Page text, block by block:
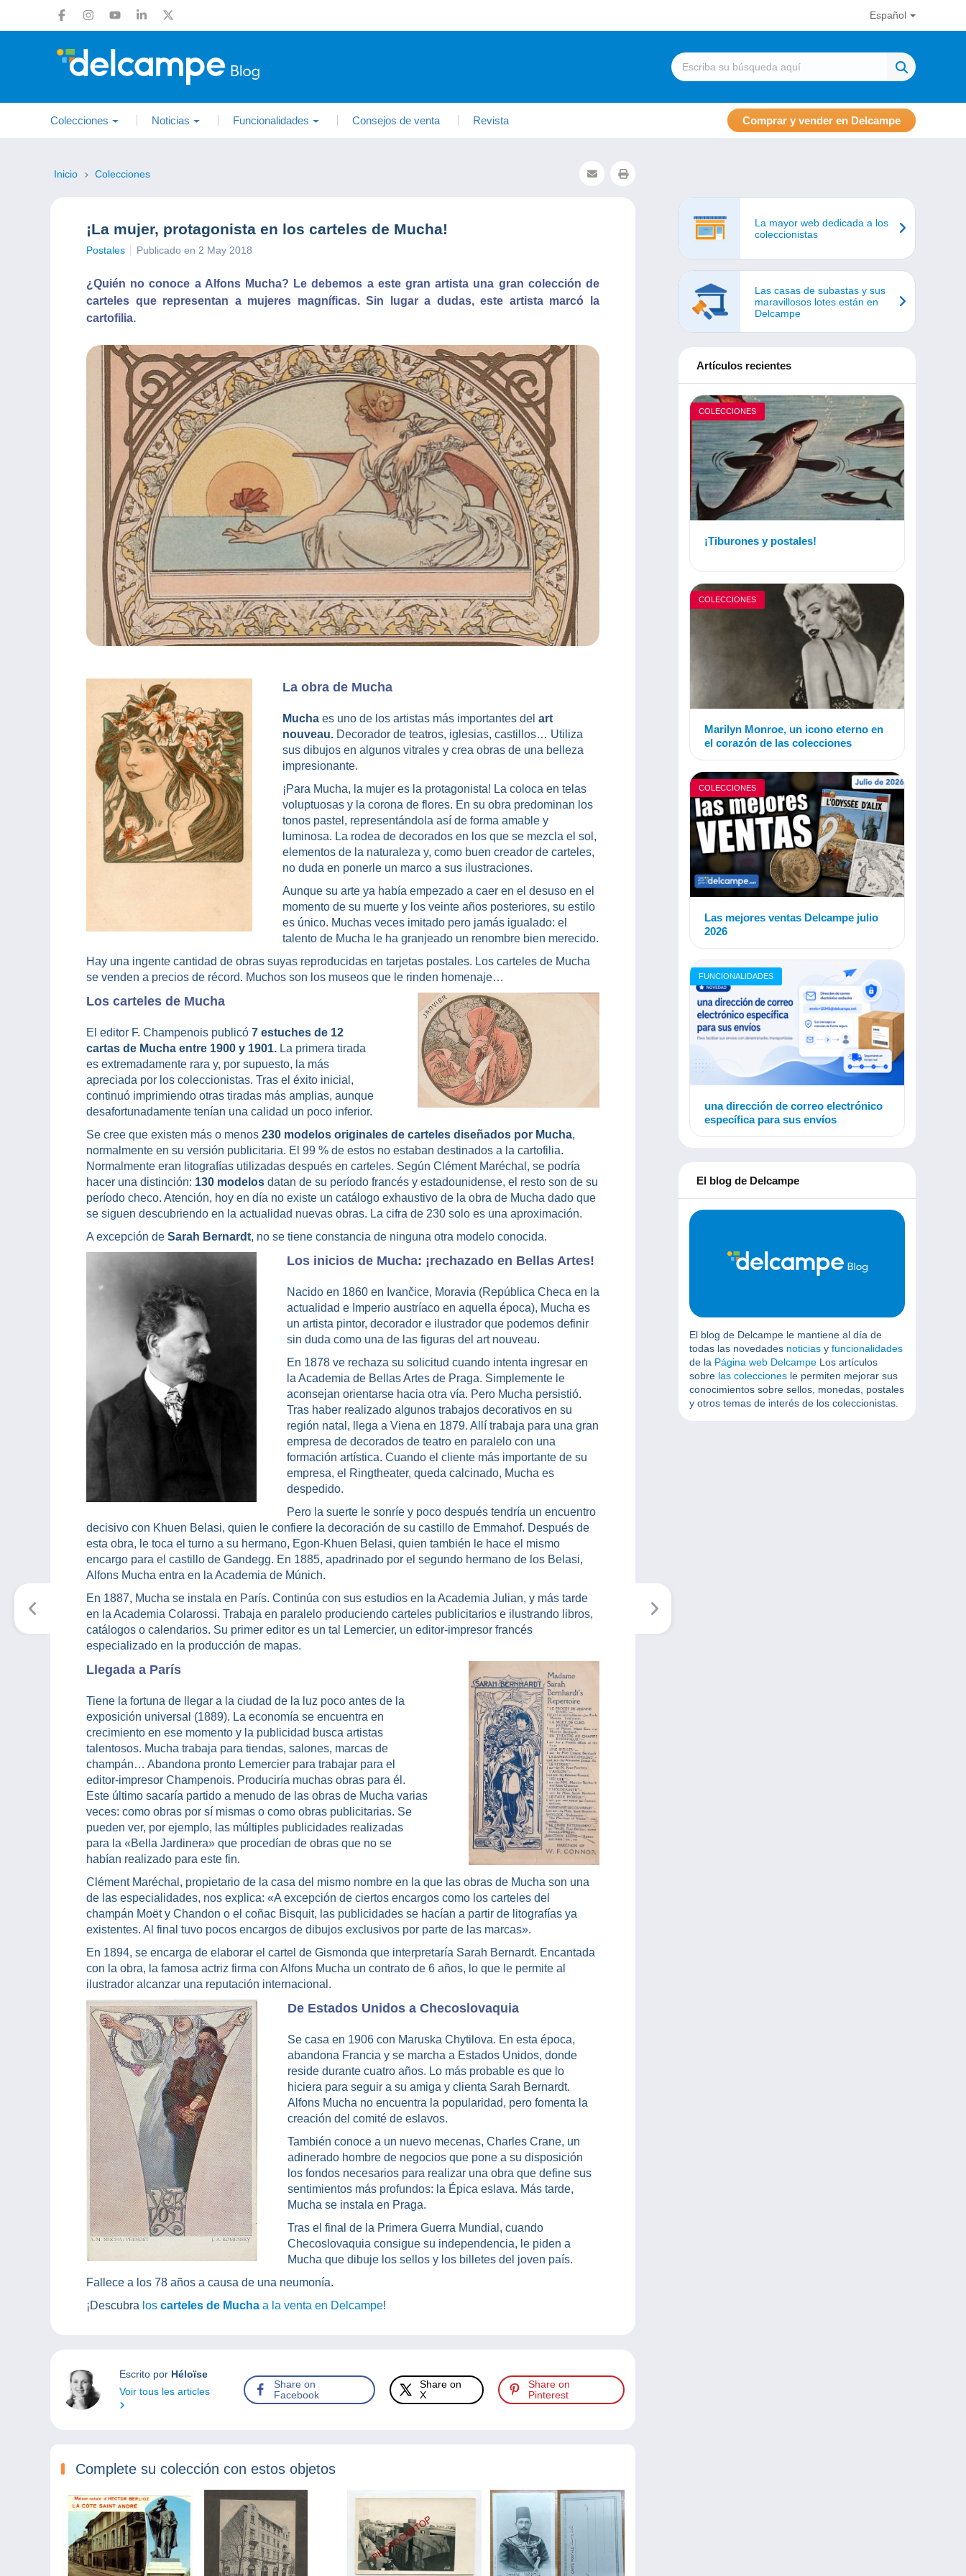
Español
Colecciones Noticias Funcionalidades Consejos de venta Revista Comprar y vender en Delcampe
Inicio Colecciones
¡La mujer, protagonista en los carteles de Mucha!
Postales Publicado en 2 May 2018
¿Quién no conoce a Alfons Mucha? Le debemos a este gran artista una gran colección de
carteles que representan a mujeres magníficas. Sin lugar a dudas, este artista marcó la
cartofilia.
La obra de Mucha
Mucha es uno de los artistas más importantes del art
nouveau. Decorador de teatros, iglesias, castillos… Utiliza
sus dibujos en algunos vitrales y crea obras de una belleza
impresionante.
¡Para Mucha, la mujer es la protagonista! La coloca en telas
voluptuosas y la corona de flores. En su obra predominan los
tonos pastel, representándola así de forma amable y
luminosa. La rodea de decorados en los que se mezcla el sol,
elementos de la naturaleza y, como buen creador de carteles,
no duda en ponerle un marco a sus ilustraciones.
Aunque su arte ya había empezado a caer en el desuso en el
momento de su muerte y los veinte años posteriores, su estilo
es único. Muchas veces imitado pero jamás igualado: el
talento de Mucha le ha granjeado un renombre bien merecido.
Hay una ingente cantidad de obras suyas reproducidas en tarjetas postales. Los carteles de Mucha
se venden a precios de récord. Muchos son los museos que le rinden homenaje…
Los carteles de Mucha
El editor F. Champenois publicó 7 estuches de 12
cartas de Mucha entre 1900 y 1901. La primera tirada
es extremadamente rara y, por supuesto, la más
apreciada por los coleccionistas. Tras el éxito inicial,
continuó imprimiendo otras tiradas más amplias, aunque
desafortunadamente tenían una calidad un poco inferior.
Se cree que existen más o menos 230 modelos originales de carteles diseñados por Mucha,
normalmente en su versión publicitaria. El 99 % de estos no estaban destinados a la cartofilia.
Normalmente eran litografías utilizadas después en carteles. Según Clément Maréchal, se podría
hacer una distinción: 130 modelos datan de su período francés y estadounidense, el resto son de su
período checo. Atención, hoy en día no existe un catálogo exhaustivo de la obra de Mucha dado que
se siguen descubriendo en la actualidad nuevas obras. La cifra de 230 solo es una aproximación.
A excepción de Sarah Bernardt, no se tiene constancia de ninguna otra modelo conocida.
Los inicios de Mucha: ¡rechazado en Bellas Artes!
Nacido en 1860 en Ivančice, Moravia (República Checa en la
actualidad e Imperio austríaco en aquella época), Mucha es
un artista pintor, decorador e ilustrador que podemos definir
sin duda como una de las figuras del art nouveau.
En 1878 ve rechaza su solicitud cuando intenta ingresar en
la Academia de Bellas Artes de Praga. Simplemente le
aconsejan orientarse hacia otra vía. Pero Mucha persistió.
Tras haber realizado algunos trabajos decorativos en su
región natal, llega a Viena en 1879. Allí trabaja para una gran
empresa de decorados de teatro en paralelo con una
formación artística. Cuando el cliente más importante de su
empresa, el Ringtheater, queda calcinado, Mucha es
despedido.
Pero la suerte le sonríe y poco después tendría un encuentro
decisivo con Khuen Belasi, quien le confiere la decoración de su castillo de Emmahof. Después de
esta obra, le toca el turno a su hermano, Egon-Khuen Belasi, quien también le hace el mismo
encargo para el castillo de Gandegg. En 1885, apadrinado por el segundo hermano de los Belasi,
Alfons Mucha entra en la Academia de Múnich.
En 1887, Mucha se instala en París. Continúa con sus estudios en la Academia Julian, y más tarde
en la Academia Colarossi. Trabaja en paralelo produciendo carteles publicitarios e ilustrando libros,
catálogos o calendarios. Su primer editor es un tal Lemercier, un editor-impresor francés
especializado en la producción de mapas.
Llegada a París
Tiene la fortuna de llegar a la ciudad de la luz poco antes de la
exposición universal (1889). La economía se encuentra en
crecimiento en ese momento y la publicidad busca artistas
talentosos. Mucha trabaja para tiendas, salones, marcas de
champán… Abandona pronto Lemercier para trabajar para el
editor-impresor Champenois. Produciría muchas obras para él.
Este último sacaría partido a menudo de las obras de Mucha varias
veces: como obras por sí mismas o como obras publicitarias. Se
pueden ver, por ejemplo, las múltiples publicidades realizadas
para la «Bella Jardinera» que procedían de obras que no se
habían realizado para este fin.
Clément Maréchal, propietario de la casa del mismo nombre en la que las obras de Mucha son una
de las especialidades, nos explica: «A excepción de ciertos encargos como los carteles del
champán Moët y Chandon o el coñac Bisquit, las publicidades se hacían a partir de litografías ya
existentes. Al final tuvo pocos encargos de dibujos exclusivos por parte de las marcas».
En 1894, se encarga de elaborar el cartel de Gismonda que interpretaría Sarah Bernardt. Encantada
con la obra, la famosa actriz firma con Alfons Mucha un contrato de 6 años, lo que le permite al
ilustrador alcanzar una reputación internacional.
De Estados Unidos a Checoslovaquia
Se casa en 1906 con Maruska Chytilova. En esta época,
abandona Francia y se marcha a Estados Unidos, donde
reside durante cuatro años. Lo más probable es que lo
hiciera para seguir a su amiga y clienta Sarah Bernardt.
Alfons Mucha no encuentra la popularidad, pero fomenta la
creación del comité de eslavos.
También conoce a un nuevo mecenas, Charles Crane, un
adinerado hombre de negocios que pone a su disposición
los fondos necesarios para realizar una obra que define sus
sentimientos más profundos: la Épica eslava. Más tarde,
Mucha se instala en Praga.
Tras el final de la Primera Guerra Mundial, cuando
Checoslovaquia consigue su independencia, le piden a
Mucha que dibuje los sellos y los billetes del joven país.
Fallece a los 78 años a causa de una neumonía.
¡Descubra los carteles de Mucha a la venta en Delcampe!
Escrito por Héloïse
Voir tous les articles
Share on
Facebook
Share on
X
Share on
Pinterest
Complete su colección con estos objetos
La mayor web dedicada a los
coleccionistas
Las casas de subastas y sus
maravillosos lotes están en
Delcampe
Artículos recientes
COLECCIONES
¡Tiburones y postales!
COLECCIONES
Marilyn Monroe, un icono eterno en
el corazón de las colecciones
COLECCIONES
Las mejores ventas Delcampe julio
2026
FUNCIONALIDADES
una dirección de correo electrónico
específica para sus envíos
El blog de Delcampe
El blog de Delcampe le mantiene al día de
todas las novedades noticias y funcionalidades
de la Página web Delcampe Los artículos
sobre las colecciones le permiten mejorar sus
conocimientos sobre sellos, monedas, postales
y otros temas de interés de los coleccionistas.